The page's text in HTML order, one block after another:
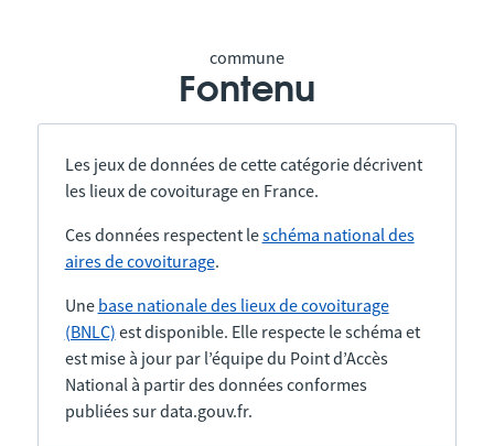
commune
Fontenu
Les jeux de données de cette catégorie décrivent
les lieux de covoiturage en France.
Ces données respectent leschéma national des
aires de covoiturage.
Une base nationale des lieux de covoiturage
(BNLC) est disponible. Elle respecte le schéma et
est mise à jour par l’équipe du Point d’Accès
National à partir des données conformes
publiées sur data.gouv.fr.